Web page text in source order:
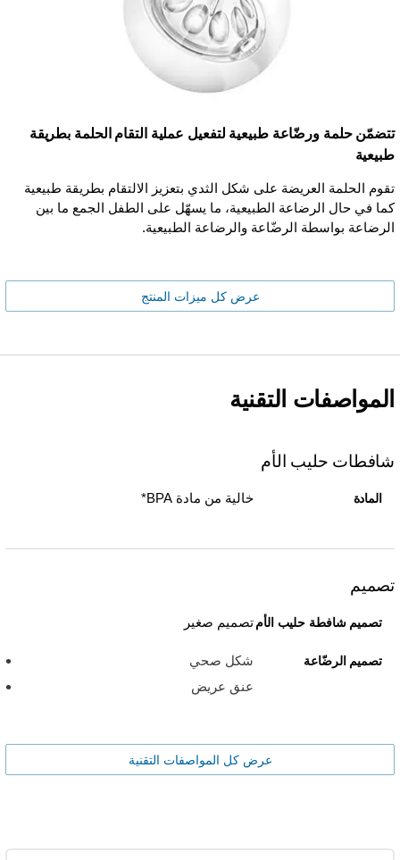
تتضمّن حلمة ورضّاعة طبيعية لتفعيل عملية التقام الحلمة بطريقة
طبيعية
تقوم الحلمة العريضة على شكل الثدي بتعزيز الالتقام بطريقة طبيعية
كما في حال الرضاعة الطبيعية، ما يسهّل على الطفل الجمع ما بين
الرضاعة بواسطة الرضّاعة والرضاعة الطبيعية.
عرض كل ميزات المنتج
المواصفات التقنية
شافطات حليب الأم
المادة خالية من مادة BPA*
تصميم
تصميم شافطة حليب الأمتصميم صغير
تصميم الرضّاعة
شكل صحي
عنق عريض
عرض كل المواصفات التقنية